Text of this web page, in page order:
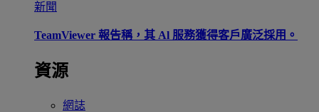
新聞
TeamViewer 報告稱，其 Al 服務獲得客戶廣泛採用。
資源
網誌